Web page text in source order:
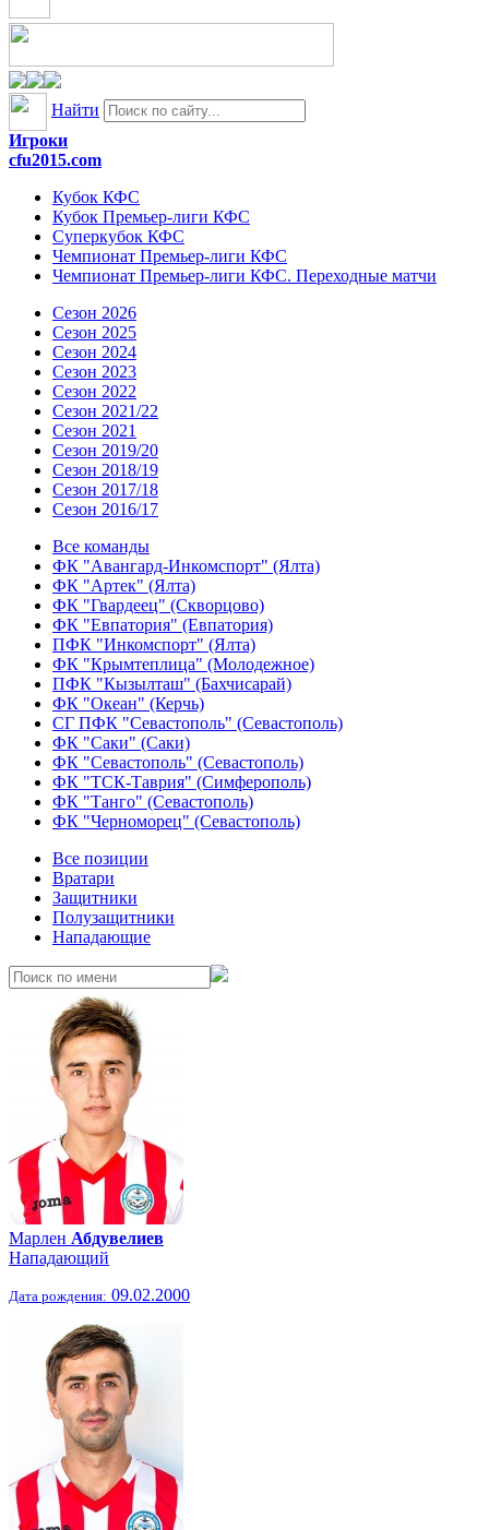
Найти
Игроки
cfu2015.com
Кубок КФС
Кубок Премьер-лиги КФС
Суперкубок КФС
Чемпионат Премьер-лиги КФС
Чемпионат Премьер-лиги КФС. Переходные матчи
Сезон 2026
Сезон 2025
Сезон 2024
Сезон 2023
Сезон 2022
Сезон 2021/22
Сезон 2021
Сезон 2019/20
Сезон 2018/19
Сезон 2017/18
Сезон 2016/17
Все команды
ФК "Авангард-Инкомспорт" (Ялта)
ФК "Артек" (Ялта)
ФК "Гвардеец" (Скворцово)
ФК "Евпатория" (Евпатория)
ПФК "Инкомспорт" (Ялта)
ФК "Крымтеплица" (Молодежное)
ПФК "Кызылташ" (Бахчисарай)
ФК "Океан" (Керчь)
СГ ПФК "Севастополь" (Севастополь)
ФК "Саки" (Саки)
ФК "Севастополь" (Севастополь)
ФК "ТСК-Таврия" (Симферополь)
ФК "Танго" (Севастополь)
ФК "Черноморец" (Севастополь)
Все позиции
Вратари
Защитники
Полузащитники
Нападающие
Марлен Абдувелиев
Нападающий
Дата рождения: 09.02.2000